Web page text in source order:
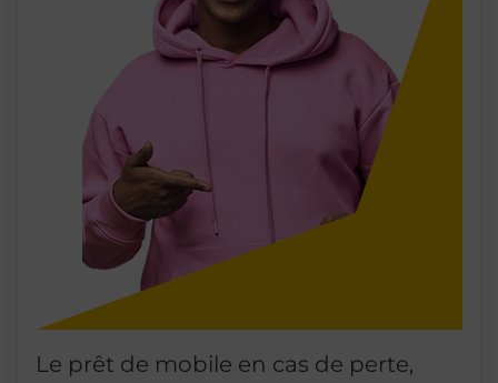
Le prêt de mobile en cas de perte,